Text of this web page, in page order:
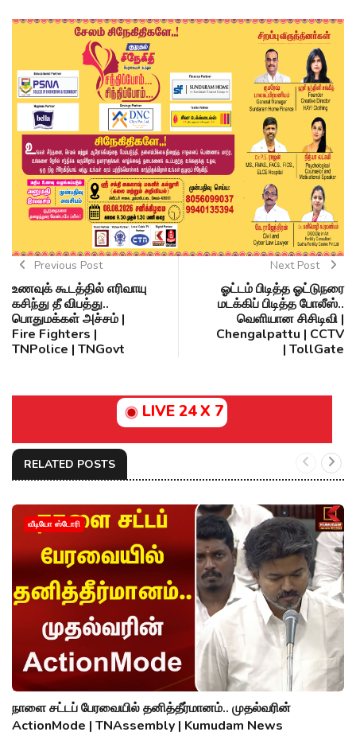
Previous Post
உணவுக் கூடத்தில் எரிவாயு
கசிந்து தீ விபத்து..
பொதுமக்கள் அச்சம் |
Fire Fighters |
TNPolice | TNGovt
Next Post
ஓட்டம் பிடித்த ஓட்டுநரை
மடக்கிப் பிடித்த போலீஸ்..
வெளியான சிசிடிவி |
Chengalpattu | CCTV
| TollGate
LIVE 24 X 7
RELATED POSTS
வீடியோ ஸ்டோரி
நாளை சட்டப் பேரவையில் தனித்தீர்மானம்.. முதல்வரின்
ActionMode | TNAssembly | Kumudam News